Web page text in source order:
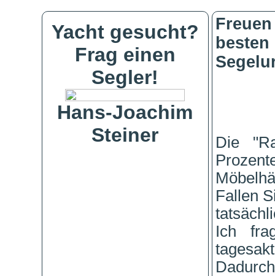
Yacht gesucht?
Frag einen
Segler!
Hans-Joachim
Steiner
Die
Fallen
Ich